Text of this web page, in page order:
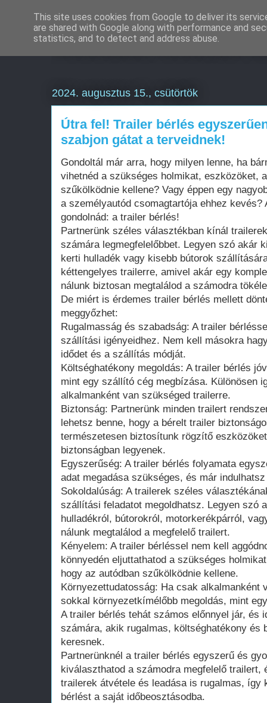
Weboldal készítés
2024. augusztus 15., csütörtök
Útra fel! Trailer bérlés
szabjon gátat a terveidnek!
Gondoltál már arra, hogy milyen lenne, ha
vihetnéd a szükséges holmikat, eszközöket,
szűkölködnie kellene? Vagy éppen egy
a személyautód csomagtartója ehhez kevés?
gondolnád: a trailer bérlés!
Partnerünk széles választékban kínál
számára legmegfelelőbbet. Legyen szó akár
kerti hulladék vagy kisebb bútorok
kéttengelyes trailerre, amivel akár egy
nálunk biztosan megtalálod a számodra
De miért is érdemes trailer bérlés mellett
meggyőzhet:
Rugalmasság és szabadság: A trailer
szállítási igényeidhez. Nem kell másokra
idődet és a szállítás módját.
Költséghatékony megoldás: A trailer bérlés
mint egy szállító cég megbízása. Különösen
alkalmanként van szükséged trailerre.
Biztonság: Partnerünk minden trailert
lehetsz benne, hogy a bérelt trailer
természetesen biztosítunk rögzítő
biztonságban legyenek.
Egyszerűség: A trailer bérlés folyamata
adat megadása szükséges, és már
Sokoldalúság: A trailerek széles
szállítási feladatot megoldhatsz. Legyen szó
hulladékról, bútorokról, motorkerékpárról,
nálunk megtalálod a megfelelő trailert.
Kényelem: A trailer bérléssel nem kell
könnyedén eljuttathatod a szükséges
hogy az autódban szűkölködnie kellene.
Környezettudatosság: Ha csak alkalmanként
sokkal környezetkímélőbb megoldás, mint
A trailer bérlés tehát számos előnnyel jár, és
számára, akik rugalmas, költséghatékony és
keresnek.
Partnerünknél a trailer bérlés egyszerű és
kiválaszthatod a számodra megfelelő trailert,
trailerek átvétele és leadása is rugalmas, így
bérlést a saját időbeosztásodba.
This site uses cookies from Google to deliver its
are shared with Google along with performance and
statistics, and to detect and address abuse.